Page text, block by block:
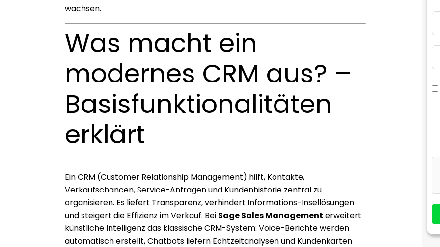
wachsen.
Was macht ein
modernes CRM aus? –
Basisfunktionalitäten
erklärt
Ein CRM (Customer Relationship Management) hilft, Kontakte,
Verkaufschancen, Service-Anfragen und Kundenhistorie zentral zu
organisieren. Es liefert Transparenz, verhindert Informations-Insellösungen
und steigert die Effizienz im Verkauf. Bei Sage Sales Management erweitert
künstliche Intelligenz das klassische CRM-System: Voice-Berichte werden
automatisch erstellt, Chatbots liefern Echtzeitanalysen und Kundenkarten